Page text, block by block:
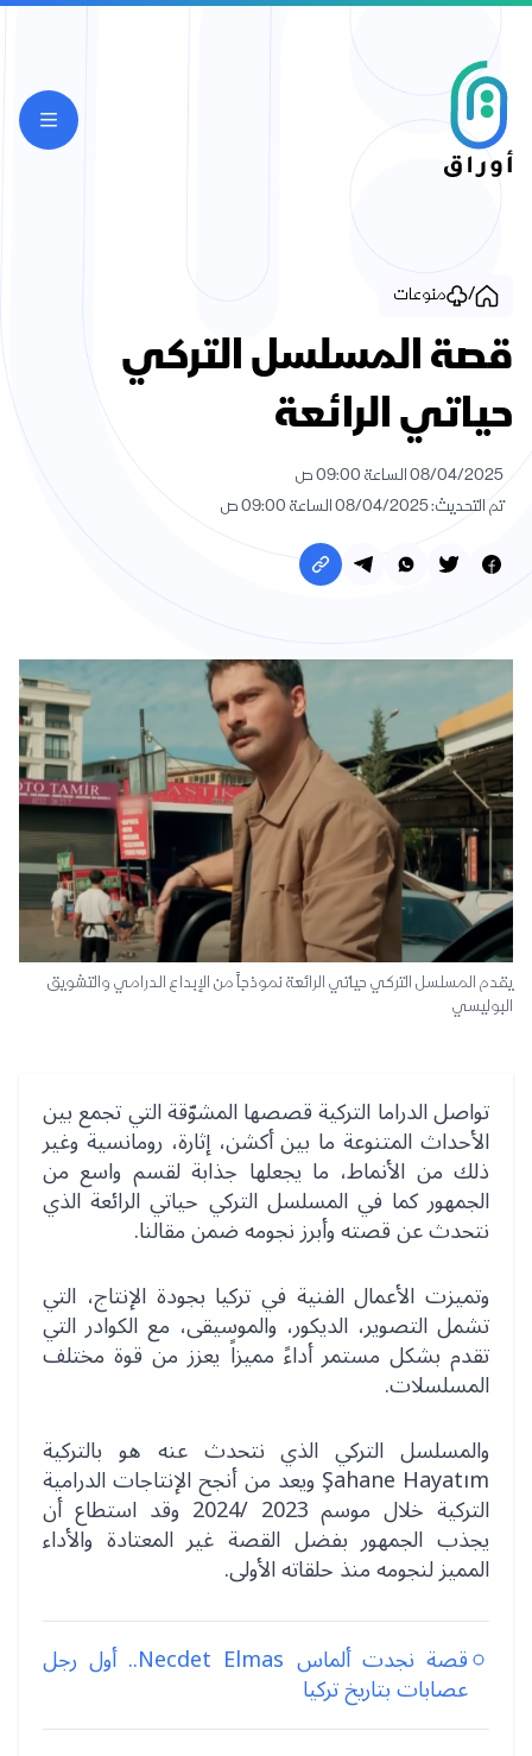
/ منوعات
قصة المسلسل التركي
حياتي الرائعة
08/04/2025 الساعة 09:00 ص
تم التحديث: 08/04/2025 الساعة 09:00 ص
يقدم المسلسل التركي حياتي الرائعة نموذجاً من الإبداع الدرامي والتشويق
البوليسي
تواصل الدراما التركية قصصها المشوّقة التي تجمع بين
الأحداث المتنوعة ما بين أكشن، إثارة، رومانسية وغير
ذلك من الأنماط، ما يجعلها جذابة لقسم واسع من
الجمهور كما في المسلسل التركي حياتي الرائعة الذي
نتحدث عن قصته وأبرز نجومه ضمن مقالنا.
وتميزت الأعمال الفنية في تركيا بجودة الإنتاج، التي
تشمل التصوير، الديكور، والموسيقى، مع الكوادر التي
تقدم بشكل مستمر أداءً مميزاً يعزز من قوة مختلف
المسلسلات.
والمسلسل التركي الذي نتحدث عنه هو بالتركية
Şahane Hayatım ويعد من أنجح الإنتاجات الدرامية
التركية خلال موسم 2023 /2024 وقد استطاع أن
يجذب الجمهور بفضل القصة غير المعتادة والأداء
المميز لنجومه منذ حلقاته الأولى.
قصة نجدت ألماس Necdet Elmas.. أول رجل
عصابات بتاريخ تركيا